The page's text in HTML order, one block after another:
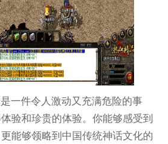
一件令人激动又充满危险的事
验和珍贵的体验。你能够感受到
能够领略到中国传统神话文化的